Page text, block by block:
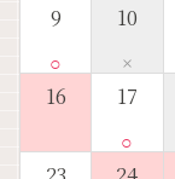
9
○
10
×
16 17
○